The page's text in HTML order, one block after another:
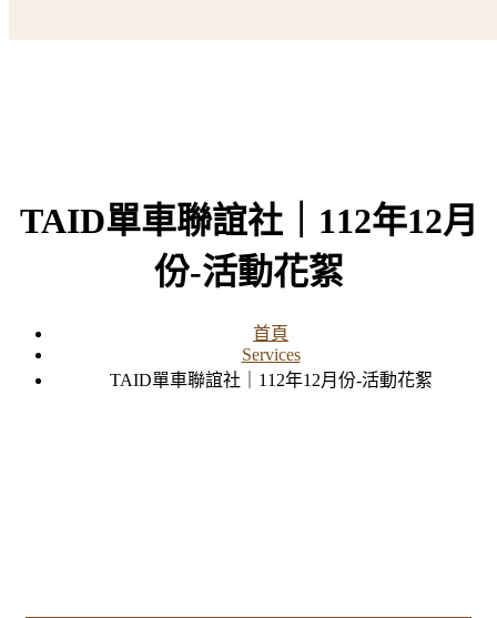
TAID單車聯誼社｜112年12月
份-活動花絮
首頁
Services
TAID單車聯誼社｜112年12月份-活動花絮